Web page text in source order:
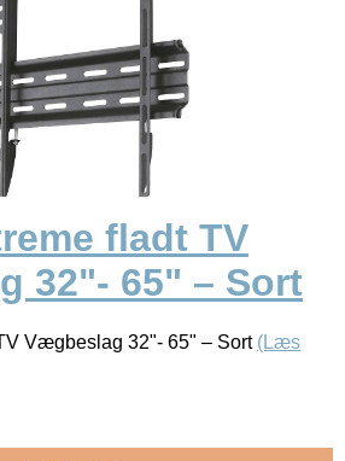
fladt TV
32"- 65" – Sort
Vægbeslag 32"- 65" – Sort (Læs